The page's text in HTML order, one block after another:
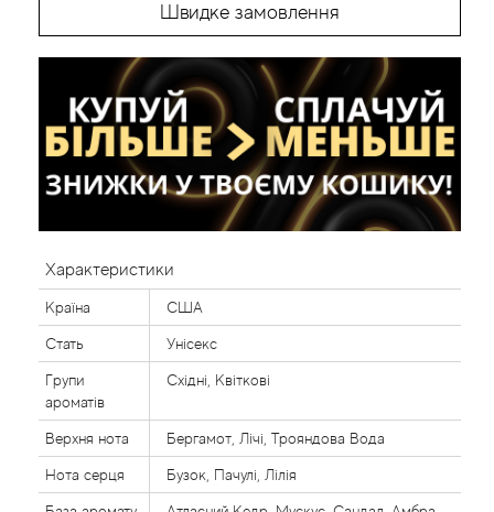
Швидке замовлення
Характеристики
Країна США
Стать Унісекс
Групи
ароматів
Східні, Квіткові
Верхня нота Бергамот, Лічі, Трояндова Вода
Нота серця Бузок, Пачулі, Лілія